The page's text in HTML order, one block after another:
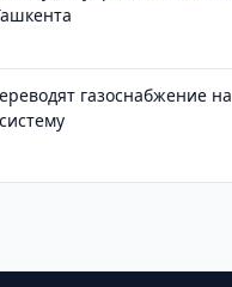
газоснабжение на